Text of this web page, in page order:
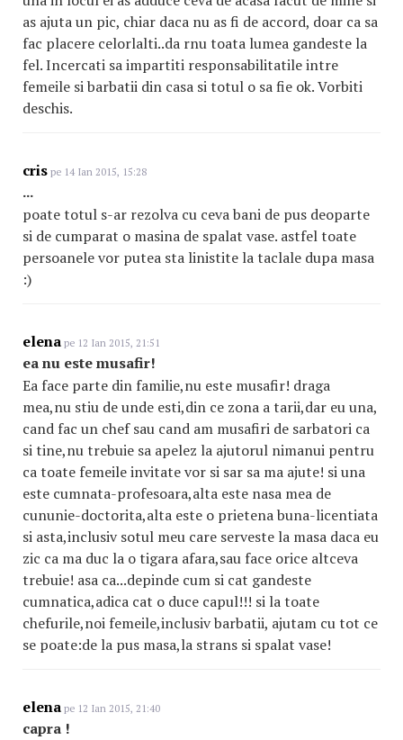
as ajuta un pic, chiar daca nu as fi de accord, doar ca sa
fac placere celorlalti..da rnu toata lumea gandeste la
fel. Incercati sa impartiti responsabilitatile intre
femeile si barbatii din casa si totul o sa fie ok. Vorbiti
deschis.
cris pe 14 Ian 2015, 15:28
...
poate totul s-ar rezolva cu ceva bani de pus deoparte
si de cumparat o masina de spalat vase. astfel toate
persoanele vor putea sta linistite la taclale dupa masa
:)
elena pe 12 Ian 2015, 21:51
ea nu este musafir!
Ea face parte din familie,nu este musafir! draga
mea,nu stiu de unde esti,din ce zona a tarii,dar eu una,
cand fac un chef sau cand am musafiri de sarbatori ca
si tine,nu trebuie sa apelez la ajutorul nimanui pentru
ca toate femeile invitate vor si sar sa ma ajute! si una
este cumnata-profesoara,alta este nasa mea de
cununie-doctorita,alta este o prietena buna-licentiata
si asta,inclusiv sotul meu care serveste la masa daca eu
zic ca ma duc la o tigara afara,sau face orice altceva
trebuie! asa ca...depinde cum si cat gandeste
cumnatica,adica cat o duce capul!!! si la toate
chefurile,noi femeile,inclusiv barbatii, ajutam cu tot ce
se poate:de la pus masa,la strans si spalat vase!
elena pe 12 Ian 2015, 21:40
capra !